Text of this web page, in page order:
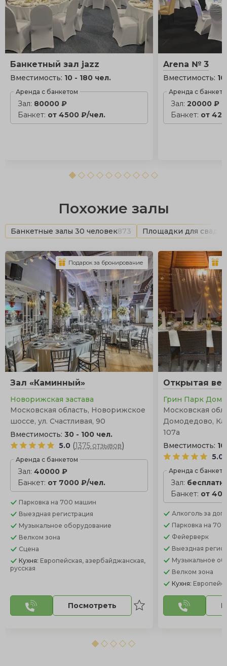
Банкетный зал jazz
Вместимость: 10 - 180 чел.
Аренда с банкетом
Зал: 80000 ₽
Банкет: от 4500 ₽/чел.
Arena № 3
Вместимость:
Аренда с
Зал:20000 ₽
Банкет: от
Похожие залы
Банкетные залы 30 человек873 Площадки для
Зал «Каминный»
Новорижская застава
Московская область, Новорижское
шоссе, ул. Счастливая, 90
Вместимость: 30 - 100 чел.
5.0 (1375 отзывов)
Аренда с банкетом
Зал: 40000 ₽
Банкет: от 7000 ₽/чел.
Парковка на 700 машин
Выездная регистрация
Музыкальное оборудование
Велком зона
Сцена
Кухня: Европейская, азербайджанская,
русская
Посмотреть
Подарок за бронирование
Открытая
Грин Парк
Московская
Домодедово,
107а
Вместимость:
5.0
Аренда с
Зал:
Банкет: от
Алкоголь за
Парковка на 70
Фейерверк
Выездная
Музыкальное
Велком зона
Кухня: